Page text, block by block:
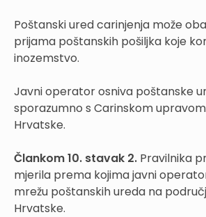
Poštanski ured carinjenja može
prijama poštanskih pošiljka koje
inozemstvo.
Javni operator osniva poštanske
sporazumno s Carinskom
Hrvatske.
Člankom 10. stavak 2. Pravilnika
mjerila prema kojima javni
mrežu poštanskih ureda na
Hrvatske.